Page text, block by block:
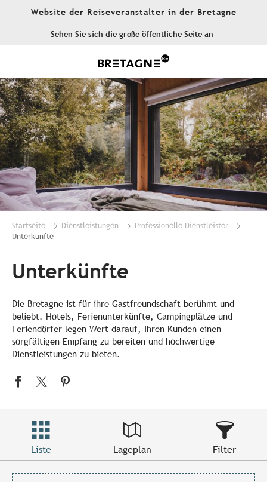
Website der Reiseveranstalter in der Bretagne
Sehen Sie sich die große öffentliche Seite an
Startseite Dienstleistungen
Professionelle Dienstleister
Unterkünfte
Unterkünfte
Die Bretagne ist für ihre Gastfreundschaft berühmt und
beliebt. Hotels, Ferienunterkünfte, Campingplätze und
Feriendörfer legen Wert darauf, Ihren Kunden einen
sorgfältigen Empfang zu bereiten und hochwertige
Dienstleistungen zu bieten.
Liste Lageplan Filter